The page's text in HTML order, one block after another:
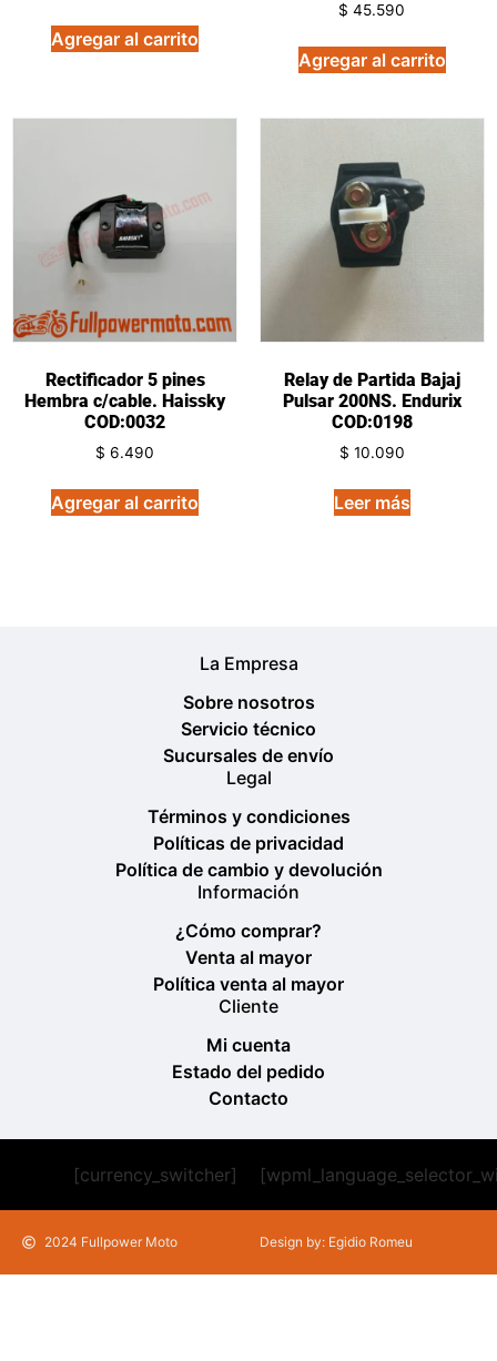
Agregar al carrito
$ 45.590
Agregar al carrito
Rectificador 5 pines
Hembra c/cable. Haissky
COD:0032
$ 6.490
Agregar al carrito
Relay de Partida Bajaj
Pulsar 200NS. Endurix
COD:0198
$ 10.090
Leer más
La Empresa
Sobre nosotros
Servicio técnico
Sucursales de envío
Legal
Términos y condiciones
Políticas de privacidad
Política de cambio y devolución
Información
¿Cómo comprar?
Venta al mayor
Política venta al mayor
Cliente
Mi cuenta
Estado del pedido
Contacto
[currency_switcher]
2024 Fullpower Moto Design by: Egidio Romeu